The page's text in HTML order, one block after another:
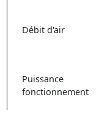
Débit d'air
Puissance
fonctionnement